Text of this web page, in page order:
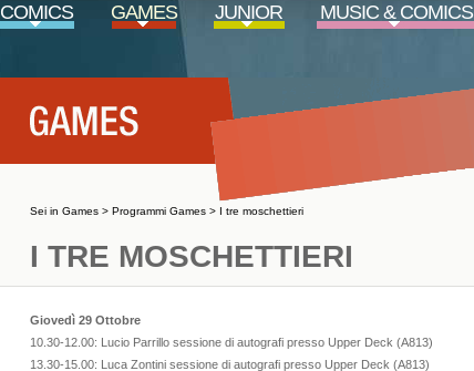
COMICS GAMES JUNIOR MUSIC & COMICS
Sei in Games> Programmi Games> I tre moschettieri
I TRE MOSCHETTIERI
Giovedì 29 Ottobre
10.30-12.00: Lucio Parrillo sessione di autografi presso Upper Deck (A813)
13.30-15.00: Luca Zontini sessione di autografi presso Upper Deck (A813)